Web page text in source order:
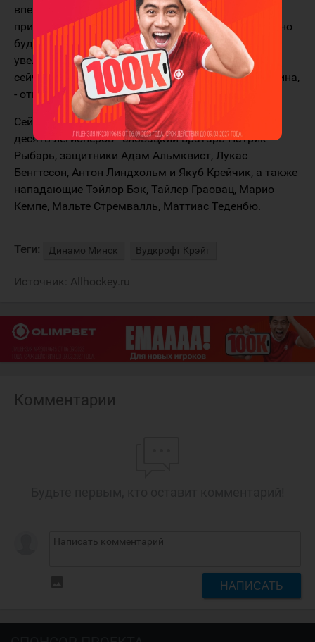
вперёд будет выиграть раунд в плей-офф. Это
придаст нам больше уверенности в себе. Нам нужно
будет продолжать работать над нашим составом,
увеличивать глубину и силу состава. То, что мы
сейчас хотим сделать, - это выиграть Кубок Гагарина,
- отметил Вудкрофт.
Сейчас в составе минского "Динамо" выступает
десять легионеров - словацкий вратарь Патрик
Рыбарь, защитники Адам Альмквист, Лукас
Бенгтссон, Антон Линдхольм и Якуб Крейчик, а также
нападающие Тэйлор Бэк, Тайлер Граовац, Марио
Кемпе, Мальте Стремвалль, Маттиас Теденбю.
Теги: Динамо Минск Вудкрофт Крэйг
Источник: Allhockey.ru
Комментарии
НАПИСАТЬ